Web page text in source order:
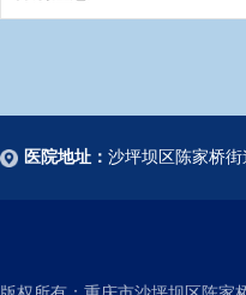
医院地址： 沙坪坝区陈家桥